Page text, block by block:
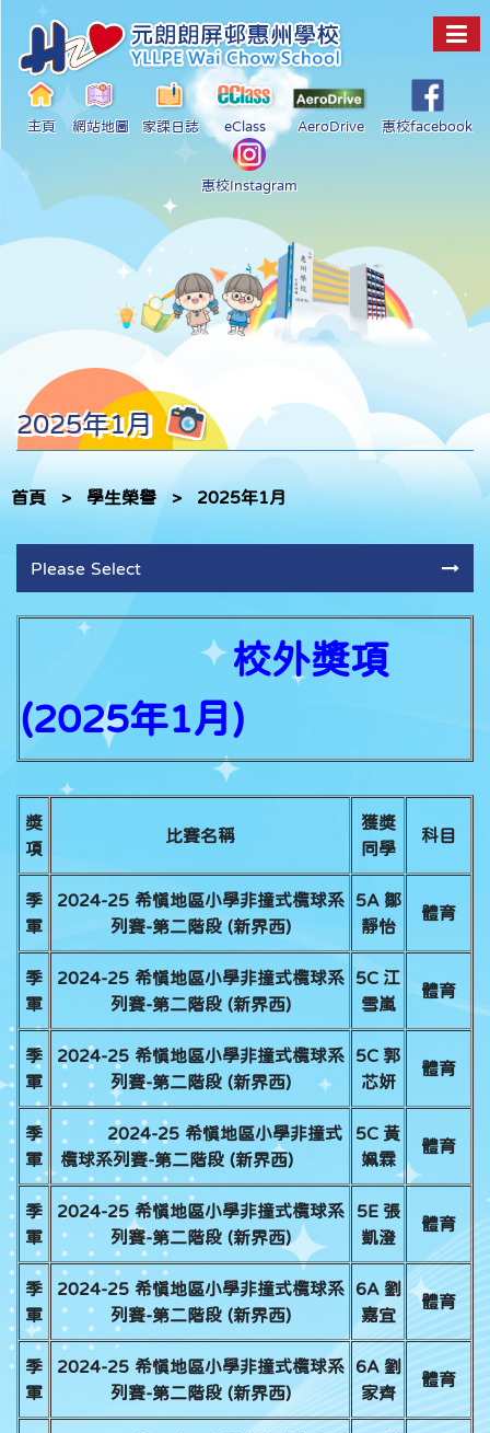
主頁 網站地圖 家課日誌 eClass AeroDrive 惠校facebook
惠校Instagram
2025年1月
首頁 > 學生榮譽 > 2025年1月
Please Select
校外獎項
(2025年1月)
獎
項
比賽名稱
獲獎
同學
科目
季
軍
2024-25 希慎地區小學非撞式欖球系
列賽-第二階段 (新界西)
5A 鄒
靜怡
體育
季
軍
2024-25 希慎地區小學非撞式欖球系
列賽-第二階段 (新界西)
5C 江
雪嵐
體育
季
軍
2024-25 希慎地區小學非撞式欖球系
列賽-第二階段 (新界西)
5C 郭
芯妍
體育
季
軍
2024-25 希慎地區小學非撞式
欖球系列賽-第二階段 (新界西)
5C 黃
姵霖
體育
季
軍
2024-25 希慎地區小學非撞式欖球系
列賽-第二階段 (新界西)
5E 張
凱澄
體育
季
軍
2024-25 希慎地區小學非撞式欖球系
列賽-第二階段 (新界西)
6A 劉
嘉宜
體育
季
軍
2024-25 希慎地區小學非撞式欖球系
列賽-第二階段 (新界西)
6A 劉
家齊
體育